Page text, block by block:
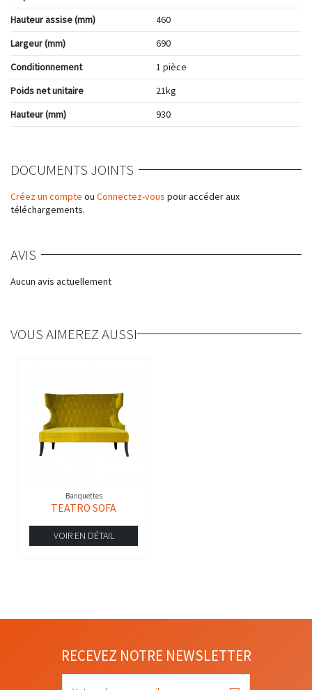
Hauteur assise (mm)
460
Largeur (mm)
690
Conditionnement
1 pièce
Poids net unitaire
21kg
Hauteur (mm)
930
DOCUMENTS JOINTS
Créez un compte ou Connectez-vous pour accéder aux
téléchargements.
AVIS
Aucun avis actuellement
VOUS AIMEREZ AUSSI
Banquettes
TEATRO SOFA
VOIR EN DÉTAIL
RECEVEZ NOTRE NEWSLETTER